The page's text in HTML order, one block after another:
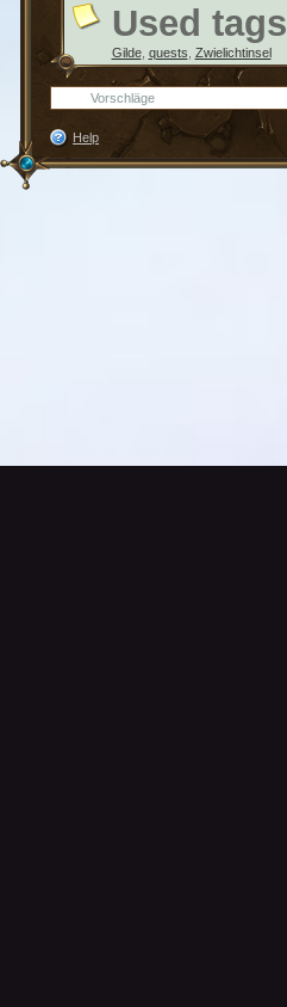
Used tags
Gilde, quests Zwielichtinsel
Help